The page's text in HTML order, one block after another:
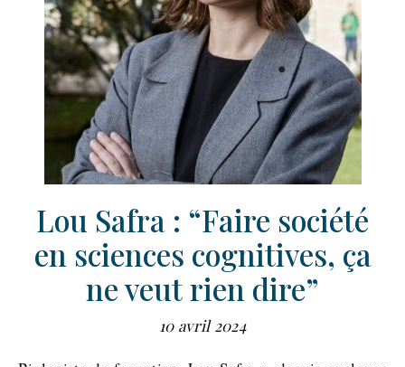
Lou Safra : “Faire société
en sciences cognitives, ça
ne veut rien dire”
10 avril 2024